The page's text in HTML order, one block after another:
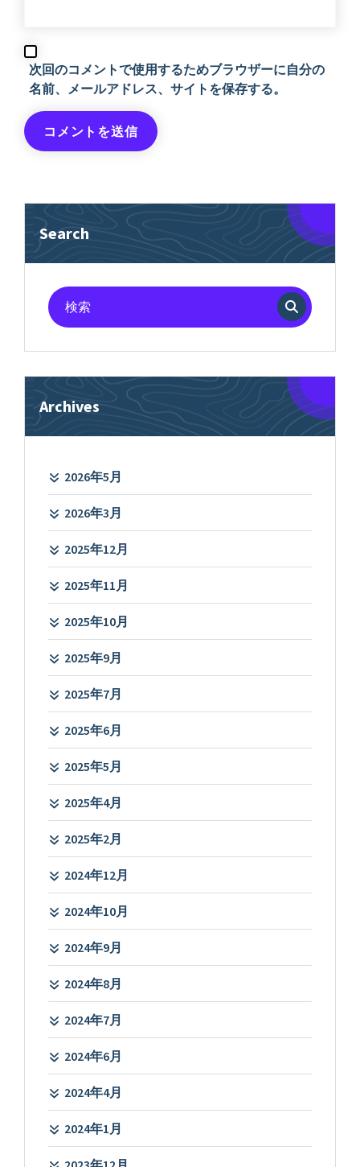
次回のコメントで使用するためブラウザーに自分の
名前、メールアドレス、サイトを保存する。
Search
検
索
象:
Archives
2026年5月
2026年3月
2025年12月
2025年11月
2025年10月
2025年9月
2025年7月
2025年6月
2025年5月
2025年4月
2025年2月
2024年12月
2024年10月
2024年9月
2024年8月
2024年7月
2024年6月
2024年4月
2024年1月